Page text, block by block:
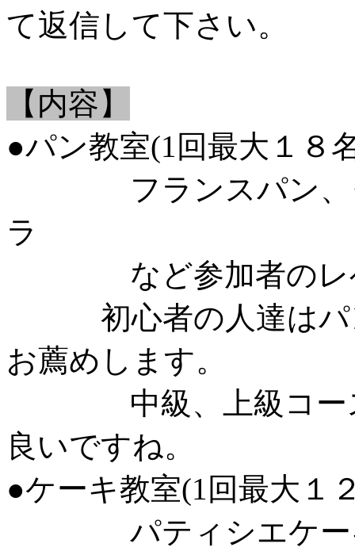
て返信して下さい。
【内容】
●パン教室(1回最大１８
フランスパン、ク
ラ
など参加者のレベ
初心者の人達はパン
お薦めします。
中級、上級コース
良いですね。
●ケーキ教室(1回最大１
パティシエケーキ